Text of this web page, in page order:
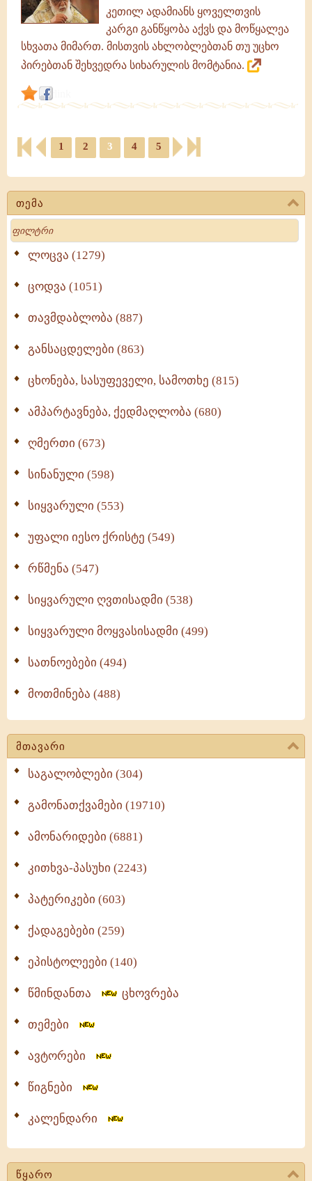
თემა
Search
ლოცვა (1279)
ცოდვა (1051)
თავმდაბლობა (887)
განსაცდელები (863)
ცხონება, სასუფეველი, სამოთხე (815)
ამპარტავნება, ქედმაღლობა (680)
ღმერთი (673)
სინანული (598)
სიყვარული (553)
უფალი იესო ქრისტე (549)
რწმენა (547)
სიყვარული ღვთისადმი (538)
სიყვარული მოყვასისადმი (499)
სათნოებები (494)
მოთმინება (488)
მთავარი
საგალობლები (304)
გამონათქვამები (19710)
ამონარიდები (6881)
კითხვა-პასუხი (2243)
პატერიკები (603)
ქადაგებები (259)
ეპისტოლეები (140)
წმინდანთა ცხოვრება
თემები
ავტორები
წიგნები
კალენდარი
კეთილ ადამიანს ყოველთვის
კარგი განწყობა აქვს და მოწყალეა
სხვათა მიმართ. მისთვის ახლობლებთან თუ უცხო
პირებთან შეხვედრა სიხარულის მომტანია.
1 2 3 4 5
წყარო